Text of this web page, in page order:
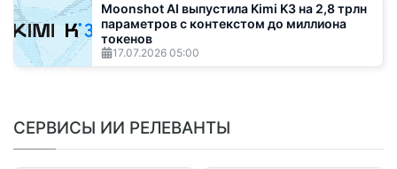
Moonshot AI выпустила Kimi K3 на 2,8 трлн
параметров с контекстом до миллиона
токенов
17.07.2026 05:00
СЕРВИСЫ ИИ РЕЛЕВАНТЫ